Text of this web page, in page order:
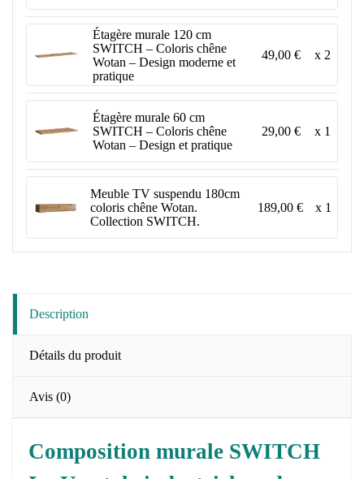
Étagère murale 120 cm
SWITCH – Coloris chêne
Wotan – Design moderne et
pratique
49,00 € x 2
Étagère murale 60 cm
SWITCH – Coloris chêne
Wotan – Design et pratique
29,00 € x 1
Meuble TV suspendu 180cm
coloris chêne Wotan.
Collection SWITCH.
189,00 € x 1
Description
Détails du produit
Avis (0)
Composition murale SWITCH